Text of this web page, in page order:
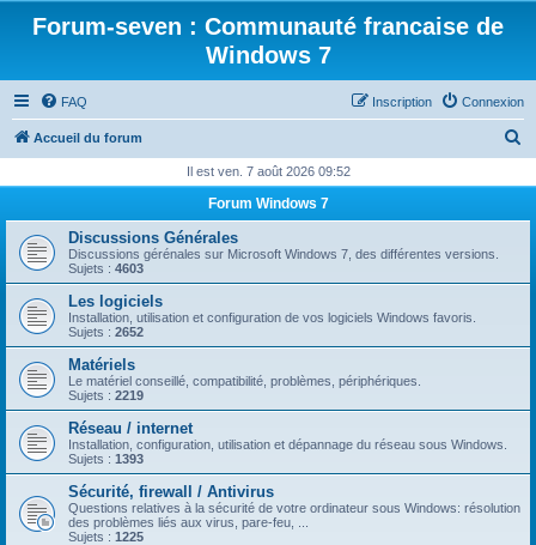
Forum-seven : Communauté francaise de
Windows 7
FAQ Connexion
Inscription
Accueil du forum
h
r
Il est ven. 7 août 2026 09:52
Forum Windows 7
Discussions Générales
Discussions gérénales sur Microsoft Windows 7, des différentes versions.
Sujets : 4603
Les logiciels
Installation, utilisation et configuration de vos logiciels Windows favoris.
Sujets : 2652
Matériels
Le matériel conseillé, compatibilité, problèmes, périphériques.
Sujets : 2219
Réseau / internet
Installation, configuration, utilisation et dépannage du réseau sous Windows.
Sujets : 1393
Sécurité, firewall / Antivirus
Questions relatives à la sécurité de votre ordinateur sous Windows: résolution
des problèmes liés aux virus, pare-feu, ...
Sujets : 1225